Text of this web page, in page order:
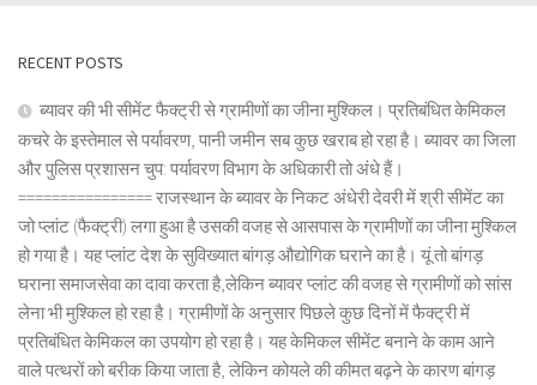
RECENT POSTS
ब्यावर की भी सीमेंट फैक्ट्री से ग्रामीणों का जीना मुश्किल। प्रतिबंधित केमिकल
कचरे के इस्तेमाल से पर्यावरण, पानी जमीन सब कुछ खराब हो रहा है। ब्यावर का जिला
और पुलिस प्रशासन चुप: पर्यावरण विभाग के अधिकारी तो अंधे हैं।
================ राजस्थान के ब्यावर के निकट अंधेरी देवरी में श्री सीमेंट का
जो प्लांट (फैक्ट्री) लगा हुआ है उसकी वजह से आसपास के ग्रामीणों का जीना मुश्किल
हो गया है। यह प्लांट देश के सुविख्यात बांगड़ औद्योगिक घराने का है। यूं तो बांगड़
घराना समाजसेवा का दावा करता है,लेकिन ब्यावर प्लांट की वजह से ग्रामीणों को सांस
लेना भी मुश्किल हो रहा है। ग्रामीणों के अनुसार पिछले कुछ दिनों में फैक्ट्री में
प्रतिबंधित केमिकल का उपयोग हो रहा है। यह केमिकल सीमेंट बनाने के काम आने
वाले पत्थरों को बरीक किया जाता है, लेकिन कोयले की कीमत बढ़ने के कारण बांगड़